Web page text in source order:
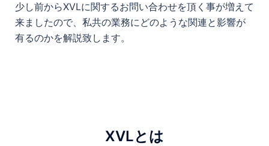
少し前からXVLに関するお問い合わせを頂く事が増えて
来ましたので、私共の業務にどのような関連と影響が
有るのかを解説致します。
XVLとは